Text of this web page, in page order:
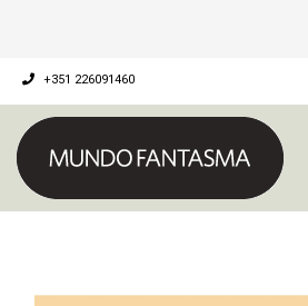
+351 226091460